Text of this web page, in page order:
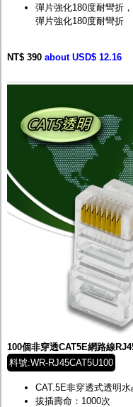
彈片強化180度耐彎折
彈片強化180度耐彎折
NT$ 390 about USD$ 12.16
100個非穿透CAT5E網路線
料號:WR-RJ45CAT5U100
CAT.5E非穿透式透明水
拔插壽命：1000次